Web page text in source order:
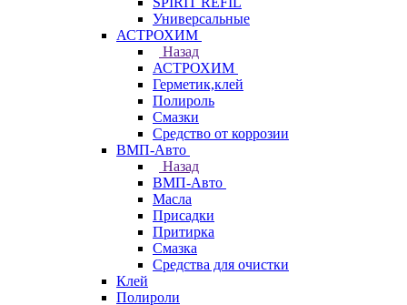
Универсальные
АСТРОХИМ
Назад
АСТРОХИМ
Герметик,клей
Полироль
Смазки
Средство от коррозии
ВМП-Авто
Назад
ВМП-Авто
Масла
Присадки
Притирка
Смазка
Средства для очистки
Клей
Полироли